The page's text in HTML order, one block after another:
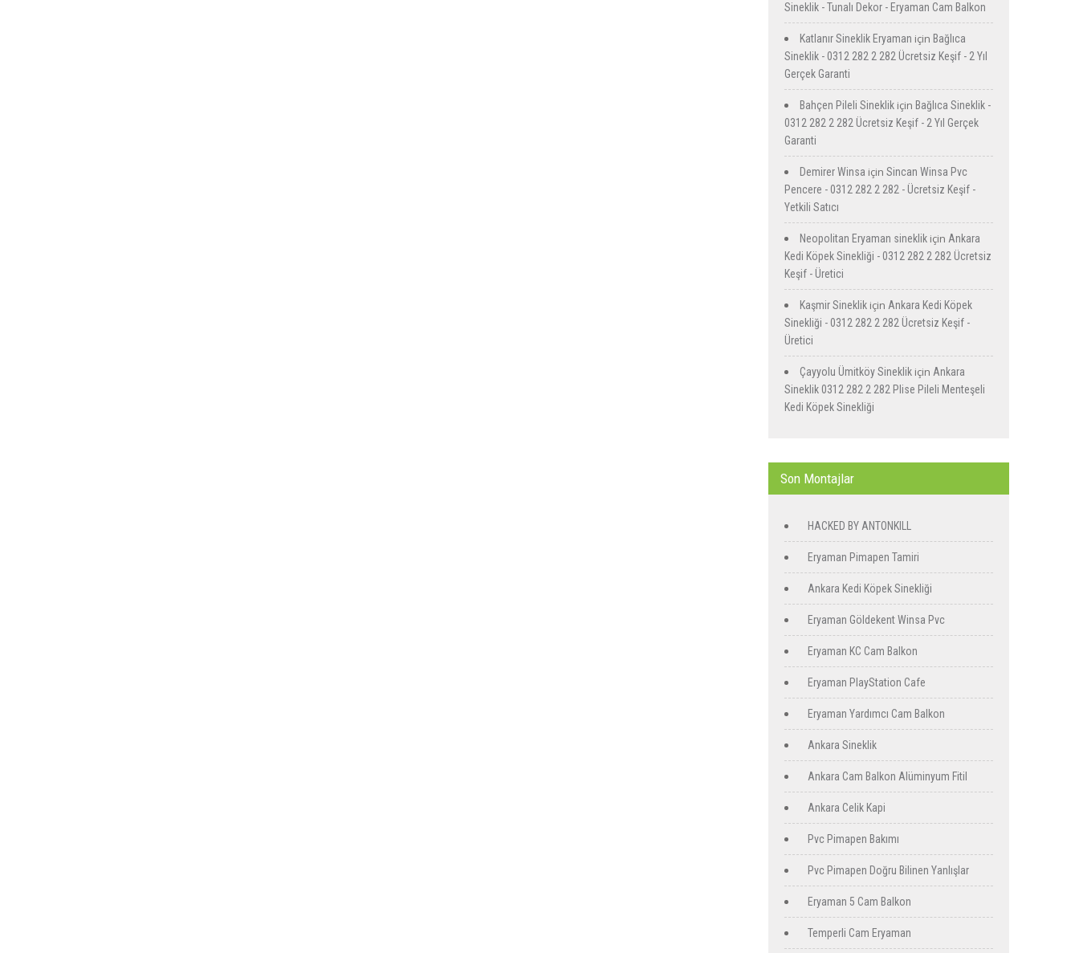
Sineklik - Tunalı Dekor - Eryaman Cam Balkon
Katlanır Sineklik Eryaman için Bağlıca
Sineklik - 0312 282 2 282 Ücretsiz Keşif - 2 Yıl
Gerçek Garanti
Bahçen Pileli Sineklik için Bağlıca Sineklik -
0312 282 2 282 Ücretsiz Keşif - 2 Yıl Gerçek
Garanti
Demirer Winsa için Sincan Winsa Pvc
Pencere - 0312 282 2 282 - Ücretsiz Keşif -
Yetkili Satıcı
Neopolitan Eryaman sineklik için Ankara
Kedi Köpek Sinekliği - 0312 282 2 282 Ücretsiz
Keşif - Üretici
Kaşmir Sineklik için Ankara Kedi Köpek
Sinekliği - 0312 282 2 282 Ücretsiz Keşif -
Üretici
Çayyolu Ümitköy Sineklik için Ankara
Sineklik 0312 282 2 282 Plise Pileli Menteşeli
Kedi Köpek Sinekliği
Son Montajlar
HACKED BY ANTONKILL
Eryaman Pimapen Tamiri
Ankara Kedi Köpek Sinekliği
Eryaman Göldekent Winsa Pvc
Eryaman KC Cam Balkon
Eryaman PlayStation Cafe
Eryaman Yardımcı Cam Balkon
Ankara Sineklik
Ankara Cam Balkon Alüminyum Fitil
Ankara Celik Kapi
Pvc Pimapen Bakımı
Pvc Pimapen Doğru Bilinen Yanlışlar
Eryaman 5 Cam Balkon
Temperli Cam Eryaman